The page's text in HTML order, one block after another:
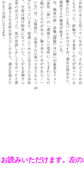
読みいただけます。左